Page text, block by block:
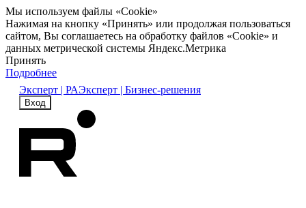
Мы используем файлы «Cookie»
Нажимая на кнопку «Принять» или продолжая пользоваться
сайтом, Вы соглашаетесь на обработку файлов «Cookie» и
данных метрической системы Яндекс.Метрика
Принять
Подробнее
Эксперт | РАЭксперт | Бизнес-решения
Вход